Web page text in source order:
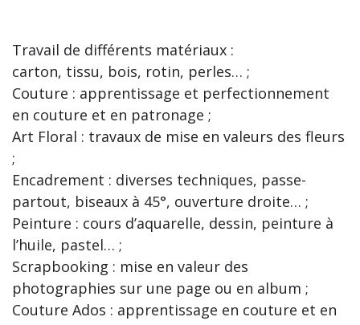
Travail de différents matériaux :
carton, tissu, bois, rotin, perles… ;
Couture : apprentissage et perfectionnement
en couture et en patronage ;
Art Floral : travaux de mise en valeurs des fleurs
;
Encadrement : diverses techniques, passe-
partout, biseaux à 45°, ouverture droite… ;
Peinture : cours d’aquarelle, dessin, peinture à
l’huile, pastel… ;
Scrapbooking : mise en valeur des
photographies sur une page ou en album ;
Couture Ados : apprentissage en couture et en